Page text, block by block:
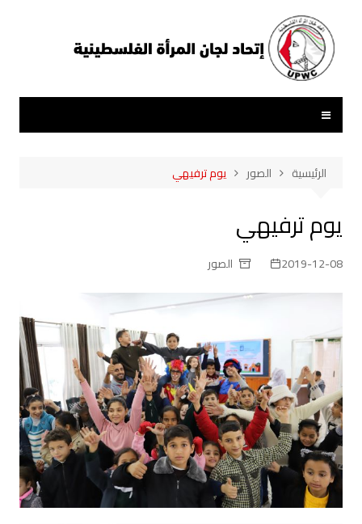
المحتوى
الرئيسية الصور يوم ترفيهي
يوم ترفيهي
2019-12-08 الصور